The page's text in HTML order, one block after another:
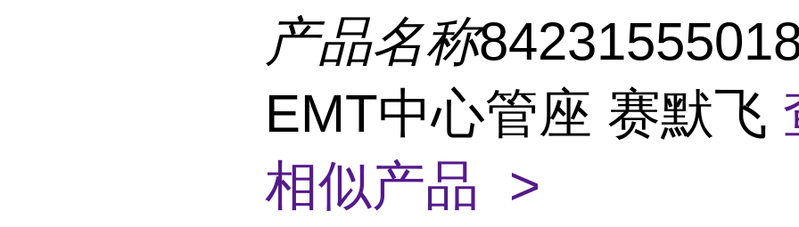
产品名称
EMT中心管座 赛默飞
相似产品 >